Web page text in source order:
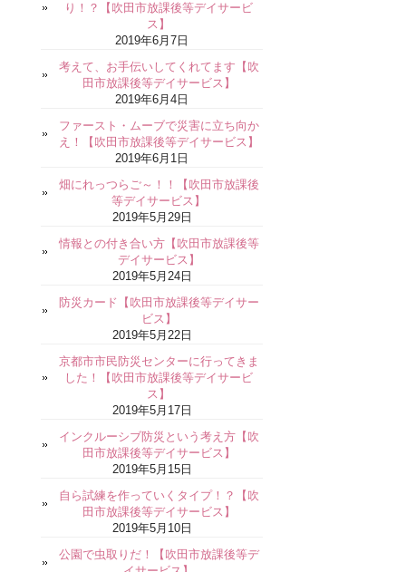
り！？【吹田市放課後等デイサービ
ス】
2019年6月7日
考えて、お手伝いしてくれてます【吹
田市放課後等デイサービス】
2019年6月4日
ファースト・ムーブで災害に立ち向か
え！【吹田市放課後等デイサービス】
2019年6月1日
畑にれっつらご～！！【吹田市放課後
等デイサービス】
2019年5月29日
情報との付き合い方【吹田市放課後等
デイサービス】
2019年5月24日
防災カード【吹田市放課後等デイサー
ビス】
2019年5月22日
京都市市民防災センターに行ってきま
した！【吹田市放課後等デイサービ
ス】
2019年5月17日
インクルーシブ防災という考え方【吹
田市放課後等デイサービス】
2019年5月15日
自ら試練を作っていくタイプ！？【吹
田市放課後等デイサービス】
2019年5月10日
公園で虫取りだ！【吹田市放課後等デ